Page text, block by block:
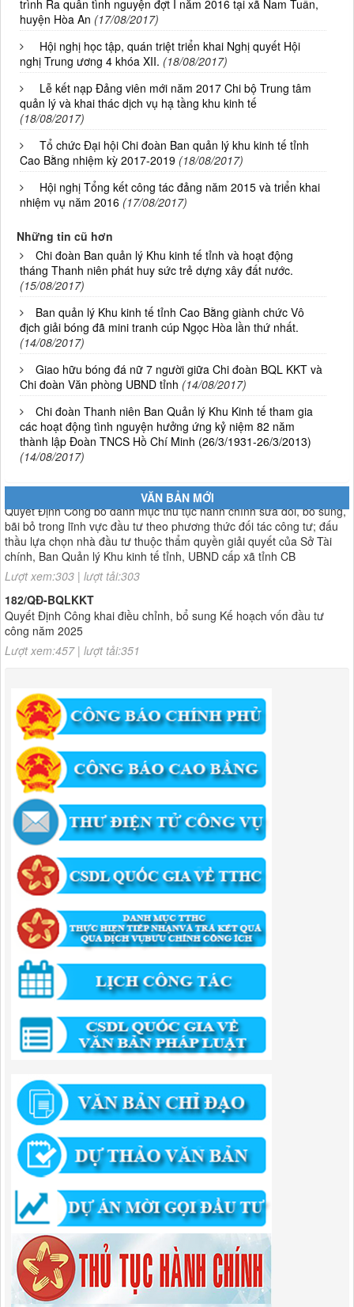
trình Ra quân tình nguyện đợt I năm 2016 tại xã Nam Tuấn,
huyện Hòa An (17/08/2017)
Hội nghị học tập, quán triệt triển khai Nghị quyết Hội
nghị Trung ương 4 khóa XII. (18/08/2017)
Lễ kết nạp Đảng viên mới năm 2017 Chi bộ Trung tâm
quản lý và khai thác dịch vụ hạ tầng khu kinh tế
(18/08/2017)
Tổ chức Đại hội Chi đoàn Ban quản lý khu kinh tế tỉnh
Cao Bằng nhiệm kỳ 2017-2019 (18/08/2017)
Hội nghị Tổng kết công tác đảng năm 2015 và triển khai
nhiệm vụ năm 2016 (17/08/2017)
Những tin cũ hơn
Chi đoàn Ban quản lý Khu kinh tế tỉnh và hoạt động
tháng Thanh niên phát huy sức trẻ dựng xây đất nước.
(15/08/2017)
Ban quản lý Khu kinh tế tỉnh Cao Bằng giành chức Vô
địch giải bóng đã mini tranh cúp Ngọc Hòa lần thứ nhất.
(14/08/2017)
Giao hữu bóng đá nữ 7 người giữa Chi đoàn BQL KKT và
Chi đoàn Văn phòng UBND tỉnh (14/08/2017)
Chi đoàn Thanh niên Ban Quản lý Khu Kinh tế tham gia
các hoạt động tình nguyện hưởng ứng kỷ niệm 82 năm
thành lập Đoàn TNCS Hồ Chí Minh (26/3/1931-26/3/2013)
(14/08/2017)
VĂN BẢN MỚI
01/2026/NQ-HĐND
Nghị Quyết Quy định mức thu, chế độ thu, nộp, quản lý và sử dụng
Phí sử dụng công trình kết cấu hạ tầng, công trình dịch vụ, tiện ích
công cộng trong khu vực cửa khẩu trên địa bàn tỉnh Cao Bằng
Lượt xem:317 | lượt tải:109
1787/QĐ-UBND
Quyết Định Công bố danh mục thủ tục hành chính sửa đổi, bổ sung,
bãi bỏ trong lĩnh vực đầu tư theo phương thức đối tác công tư; đấu
thầu lựa chọn nhà đầu tư thuộc thẩm quyền giải quyết của Sở Tài
chính, Ban Quản lý Khu kinh tế tỉnh, UBND cấp xã tỉnh CB
Lượt xem:303 | lượt tải:303
182/QĐ-BQLKKT
công năm 2025
Lượt xem:457 | lượt tải:351
1174/QĐ-UBND
hoạt động xây dựng theo quy định phân quyền,phân cấp,phân định
thẩm quyền thuộc phạm vi giải quyết của Ban QLKKT
Lượt xem:436 | lượt tải:524
346/QĐ-UBND
QUYẾT ĐỊNH Về việc phê duyệt quy trình nội bộ giải quyết thủ tục
hành chính trong lĩnh vực khu công nghiệp, khu kinh tế thuộc thẩm
quyền giải quyết của Ban Quản lý Khu kinh tế tỉnh Cao Bằng
Lượt xem:514 | lượt tải:318
55/QĐ-BQLKKT
QUYẾT ĐỊNH Công khai điều chỉnh, bổ sung Kế hoạch vốn đầu tư
công năm 2025
Lượt xem:821 | lượt tải:421
294/QĐ-UBND
QUYẾT ĐỊNH Về việc phê duyệt quy trình nội bộ giải quyết thủ tục
hành chính trong lĩnh vực đầu tư tại Việt Nam thuộc thẩm quyền giải
quyết của Ban Quản lý Khu kinh tế tỉnh Cao Bằng
Lượt xem:672 | lượt tải:203
292/QĐ-UBND
Quyết định về việc công bố danh mục thủ tục hành chính mới ban
hành trong lĩnh vực khu công nghiệp, khu kinh tế thuộc thẩm quyền
giải quyết của Ban Quản lý Khu kinh tế tỉnh Cao Bằng
314/QĐ-BQLKKT
QUYẾT ĐỊNH Về việc công bố công khai thu hồi dự toán chi ngân
sách năm 2024
Lượt xem:489 | lượt tải:337
225/QĐ-BQLKKT
năm 2024
Lượt xem:602 | lượt tải:650
01/2026/NQ-HĐND
Nghị Quyết Quy định mức thu, chế độ thu, nộp, quản lý và sử dụng
Phí sử dụng công trình kết cấu hạ tầng, công trình dịch vụ, tiện ích
công cộng trong khu vực cửa khẩu trên địa bàn tỉnh Cao Bằng